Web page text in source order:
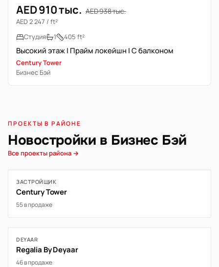
AED 910 тыс. AED 938 тыс.
AED 2 247 / ft²
Студия
1 405 ft²
Высокий этаж | Прайм локейшн | С балконом
Century Tower
Бизнес Бэй
ПРОЕКТЫ В РАЙОНЕ
Новостройки в Бизнес Бэй
Все проекты района →
ЗАСТРОЙЩИК
Century Tower
55 в продаже
DEYAAR
Regalia By Deyaar
46 в продаже